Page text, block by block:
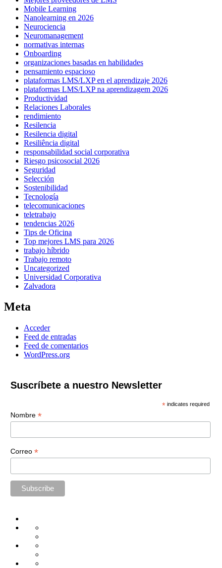
Mobile Learning
Nanolearning en 2026
Neurociencia
Neuromanagement
normativas internas
Onboarding
organizaciones basadas en habilidades
pensamiento espacioso
plataformas LMS/LXP en el aprendizaje 2026
plataformas LMS/LXP na aprendizagem 2026
Productividad
Relaciones Laborales
rendimiento
Resilencia
Resilencia digital
Resiliência digital
responsabilidad social corporativa
Riesgo psicosocial 2026
Seguridad
Selección
Sostenibilidad
Tecnología
telecomunicaciones
teletrabajo
tendencias 2026
Tips de Oficina
Top mejores LMS para 2026
trabajo híbrido
Trabajo remoto
Uncategorized
Universidad Corporativa
Zalvadora
Meta
Acceder
Feed de entradas
Feed de comentarios
WordPress.org
Suscríbete a nuestro Newsletter
* indicates required
Nombre *
Correo *
Administración
Capacitación
Desarrollo